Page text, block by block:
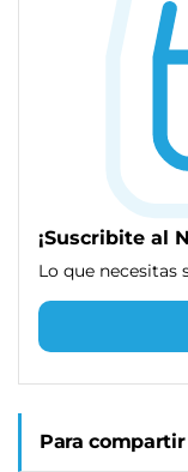
¡Suscribite al
Lo que necesitas
Para